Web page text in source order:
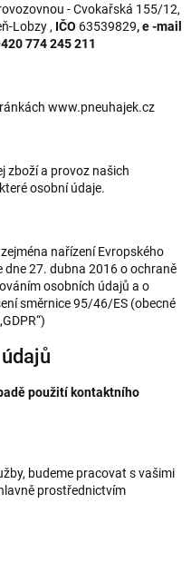
-Cvokařská 155/12,
Lobzy , IČO 63539829,e -mail
774 245 211
www.pneuhajek.cz
zboží a provoz našich
osobní údaje.
nařízení Evropského
27. dubna 2016 o ochraně
osobních údajů a o
směrnice 95/46/ES (obecné
použití kontaktního
budeme pracovat s vašimi
prostřednictvím